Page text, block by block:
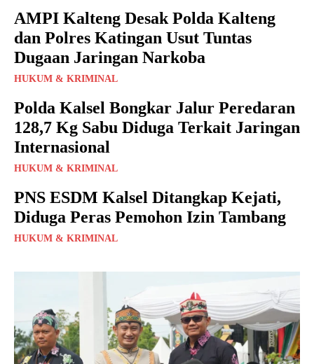
AMPI Kalteng Desak Polda Kalteng
dan Polres Katingan Usut Tuntas
Dugaan Jaringan Narkoba
HUKUM & KRIMINAL
Polda Kalsel Bongkar Jalur Peredaran
128,7 Kg Sabu Diduga Terkait Jaringan
Internasional
HUKUM & KRIMINAL
PNS ESDM Kalsel Ditangkap Kejati,
Diduga Peras Pemohon Izin Tambang
HUKUM & KRIMINAL